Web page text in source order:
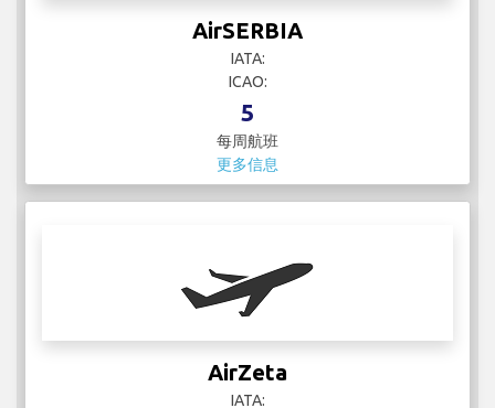
AirSERBIA
IATA:
ICAO:
5
每周航班
更多信息
AirZeta
IATA:
ICAO:
6